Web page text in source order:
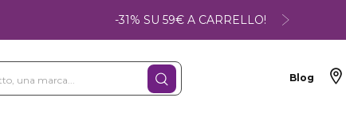
-31% SU 59€ A CARRELLO!
Blog